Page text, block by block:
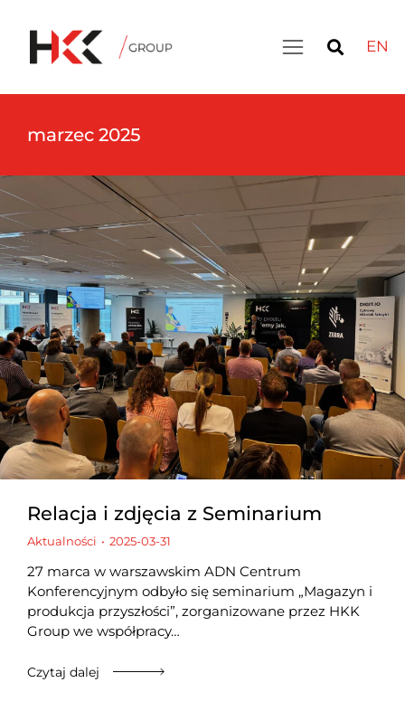
EN
marzec 2025
Relacja i zdjęcia z Seminarium
Aktualności 2025-03-31
27 marca w warszawskim ADN Centrum
Konferencyjnym odbyło się seminarium „Magazyn i
produkcja przyszłości”, zorganizowane przez HKK
Group we współpracy…
Czytaj dalej